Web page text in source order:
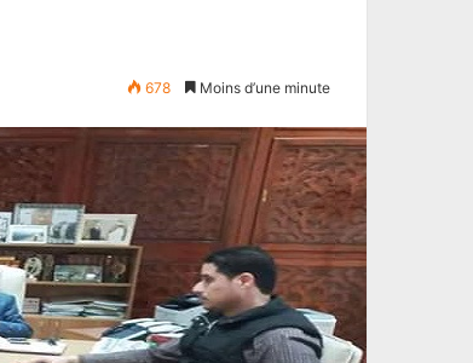
678 Moins d’une minute